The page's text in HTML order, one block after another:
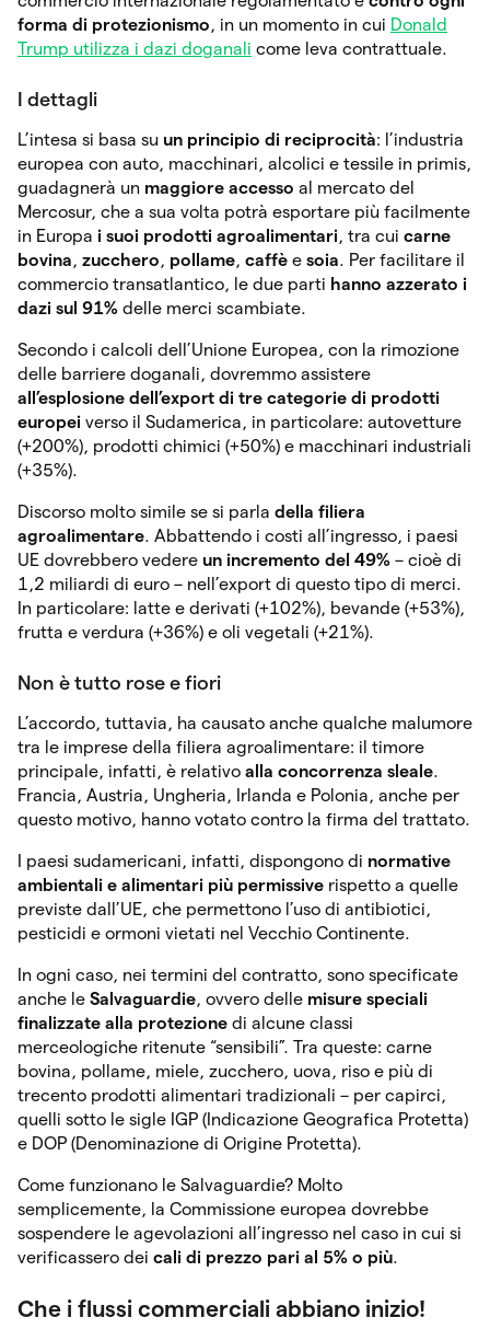
forma di protezionismo, in un momento in cui Donald
Trump utilizza i dazi doganali come leva contrattuale.
I dettagli
L’intesa si basa su un principio di reciprocità: l’industria
europea con auto, macchinari, alcolici e tessile in primis,
guadagnerà un maggiore accesso al mercato del
Mercosur, che a sua volta potrà esportare più facilmente
in Europa i suoi prodotti agroalimentari, tra cui carne
bovina, zucchero, pollame, caffè e soia. Per facilitare il
commercio transatlantico, le due parti hanno azzerato i
dazi sul 91% delle merci scambiate.
Secondo i calcoli dell’Unione Europea, con la rimozione
delle barriere doganali, dovremmo assistere
all’esplosione dell’export di tre categorie di prodotti
europei verso il Sudamerica, in particolare: autovetture
(+200%), prodotti chimici (+50%) e macchinari industriali
(+35%).
Discorso molto simile se si parla della filiera
agroalimentare. Abbattendo i costi all’ingresso, i paesi
UE dovrebbero vedere un incremento del 49% – cioè di
1,2 miliardi di euro – nell’export di questo tipo di merci.
In particolare: latte e derivati (+102%), bevande (+53%),
frutta e verdura (+36%) e oli vegetali (+21%).
Non è tutto rose e fiori
L’accordo, tuttavia, ha causato anche qualche malumore
tra le imprese della filiera agroalimentare: il timore
principale, infatti, è relativo alla concorrenza sleale.
Francia, Austria, Ungheria, Irlanda e Polonia, anche per
questo motivo, hanno votato contro la firma del trattato.
I paesi sudamericani, infatti, dispongono di normative
ambientali e alimentari più permissive rispetto a quelle
previste dall’UE, che permettono l’uso di antibiotici,
pesticidi e ormoni vietati nel Vecchio Continente.
In ogni caso, nei termini del contratto, sono specificate
anche le Salvaguardie, ovvero delle misure speciali
finalizzate alla protezione di alcune classi
merceologiche ritenute “sensibili”. Tra queste: carne
bovina, pollame, miele, zucchero, uova, riso e più di
trecento prodotti alimentari tradizionali – per capirci,
quelli sotto le sigle IGP (Indicazione Geografica Protetta)
e DOP (Denominazione di Origine Protetta).
Come funzionano le Salvaguardie? Molto
semplicemente, la Commissione europea dovrebbe
sospendere le agevolazioni all’ingresso nel caso in cui si
verificassero dei cali di prezzo pari al 5% o più.
Che i flussi commerciali abbiano inizio!